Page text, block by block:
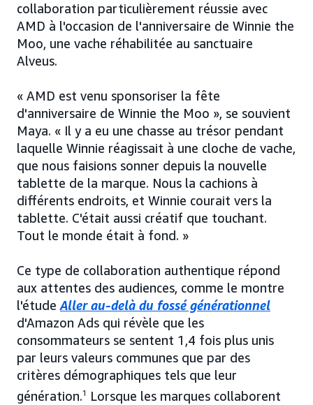
collaboration particulièrement réussie avec
AMD à l'occasion de l'anniversaire de Winnie the
Moo, une vache réhabilitée au sanctuaire
Alveus.
« AMD est venu sponsoriser la fête
d'anniversaire de Winnie the Moo », se souvient
Maya. « Il y a eu une chasse au trésor pendant
laquelle Winnie réagissait à une cloche de vache,
que nous faisions sonner depuis la nouvelle
tablette de la marque. Nous la cachions à
différents endroits, et Winnie courait vers la
tablette. C'était aussi créatif que touchant.
Tout le monde était à fond. »
Ce type de collaboration authentique répond
aux attentes des audiences, comme le montre
l'étude Aller au-delà du fossé générationnel
d'Amazon Ads qui révèle que les
consommateurs se sentent 1,4 fois plus unis
par leurs valeurs communes que par des
critères démographiques tels que leur
génération.1
Lorsque les marques collaborent